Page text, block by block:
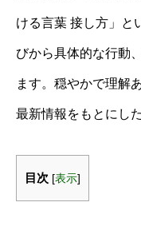
ける言葉 接し方」と
びから具体的な行動
ます。穏やかで理解
最新情報をもとにし
目次 [表示]